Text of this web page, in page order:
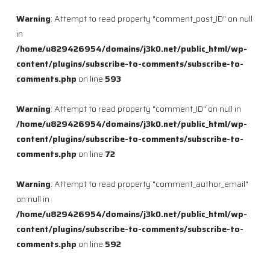
Warning: Attempt to read property "comment_post_ID" on null
in
/home/u829426954/domains/j3k0.net/public_html/wp-
content/plugins/subscribe-to-comments/subscribe-to-
comments.php on line 593
Warning: Attempt to read property "comment_ID" on null in
/home/u829426954/domains/j3k0.net/public_html/wp-
content/plugins/subscribe-to-comments/subscribe-to-
comments.php on line 72
Warning: Attempt to read property "comment_author_email"
on null in
/home/u829426954/domains/j3k0.net/public_html/wp-
content/plugins/subscribe-to-comments/subscribe-to-
comments.php on line 592